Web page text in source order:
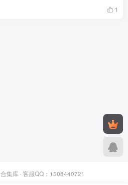
1
合集库· 客服QQ：1508440721